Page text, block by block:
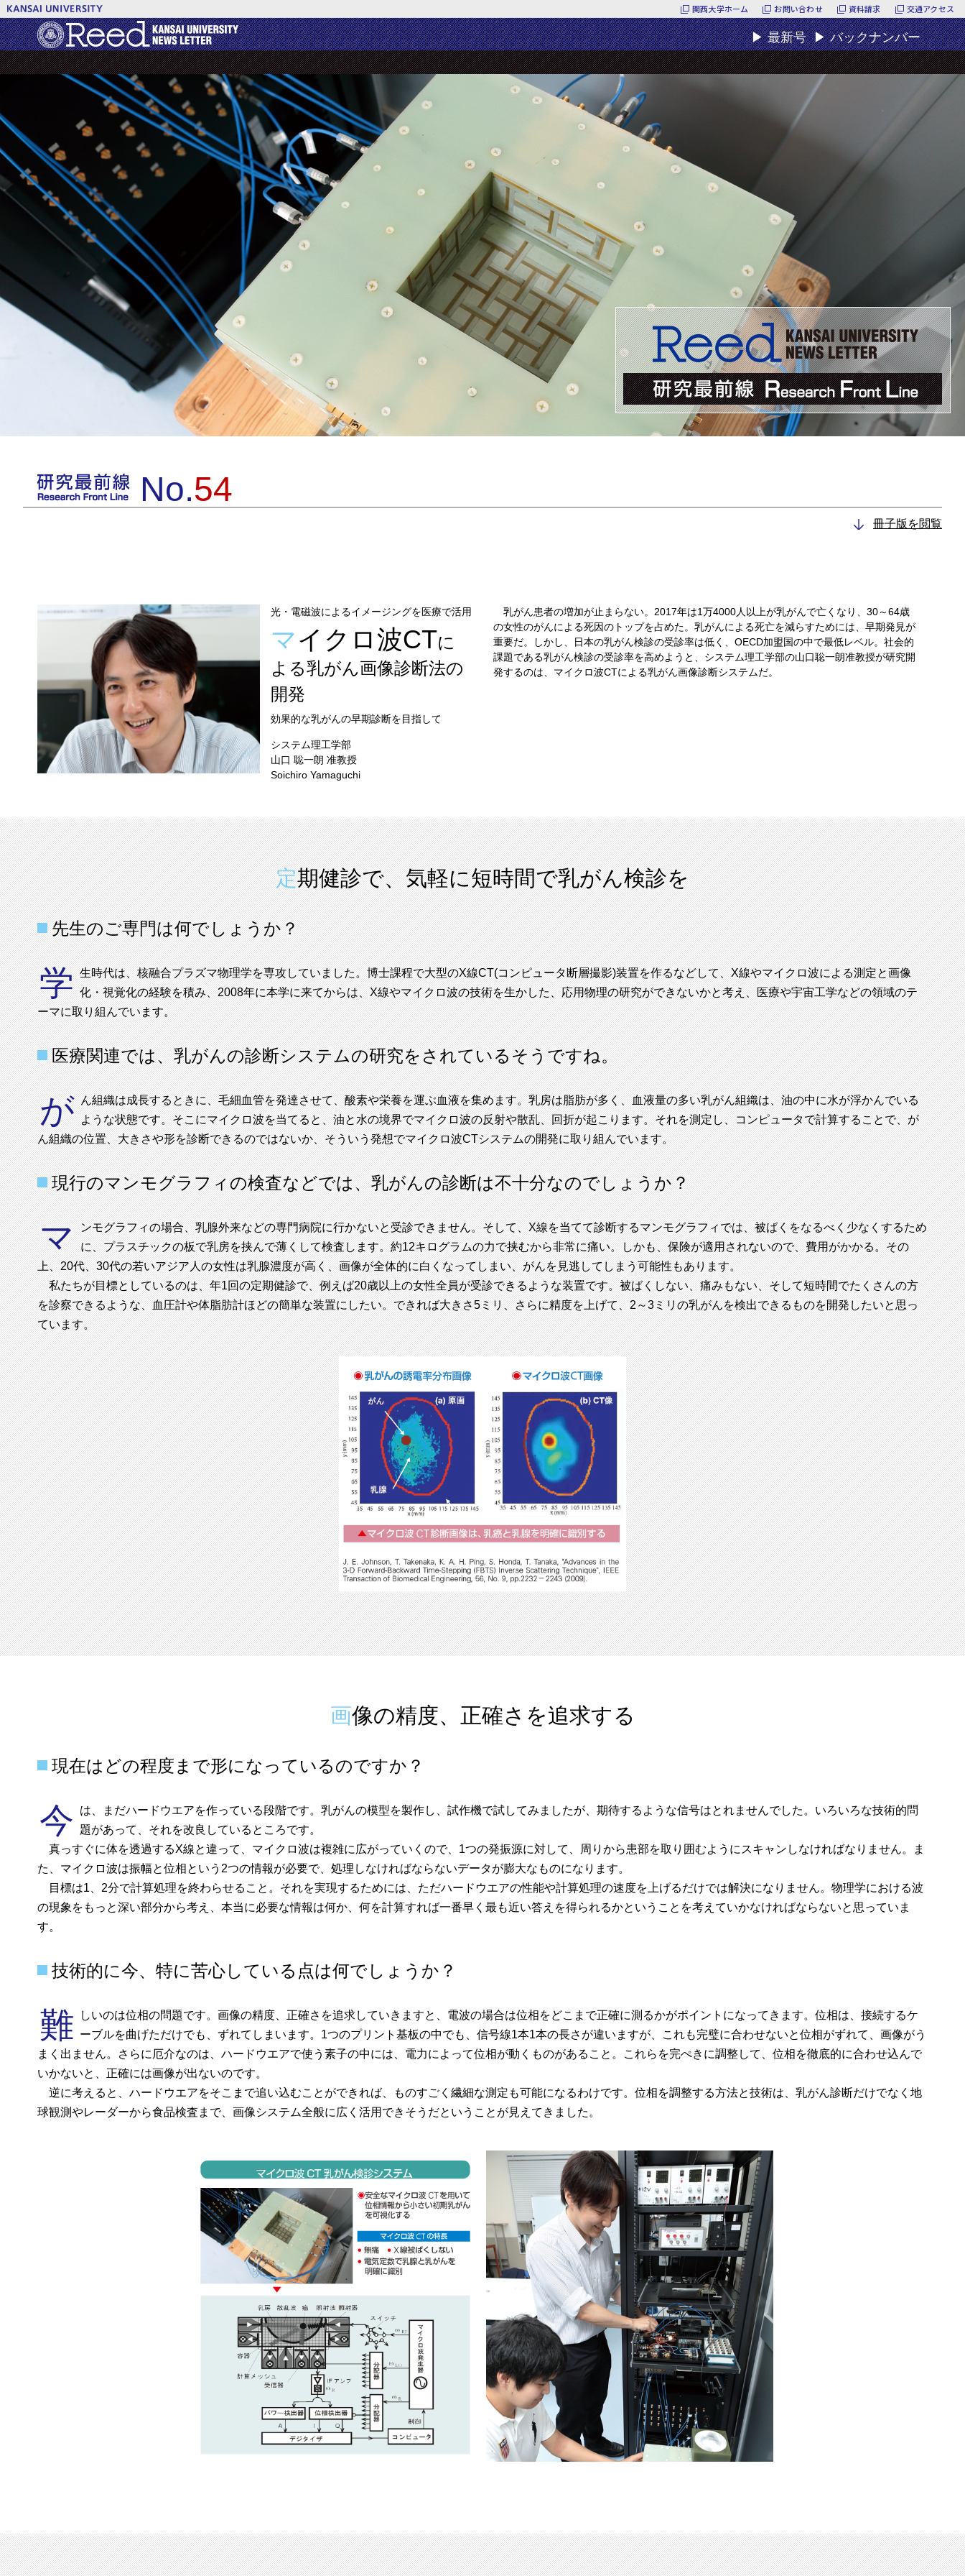
関西大学ホーム お問い合わせ 資料請求 交通アクセス
▶最新号 ▶バックナンバー
No.54
冊子版を閲覧
光・電磁波によるイメージングを医療で活用
マイクロ波CTに
よる乳がん画像診断法の
開発
効果的な乳がんの早期診断を目指して
システム理工学部
山口 聡一朗 准教授
Soichiro Yamaguchi
乳がん患者の増加が止まらない。2017年は1万4000人以上が乳がんで亡くなり、30～64歳
の女性のがんによる死因のトップを占めた。乳がんによる死亡を減らすためには、早期発見が
重要だ。しかし、日本の乳がん検診の受診率は低く、OECD加盟国の中で最低レベル。社会的
課題である乳がん検診の受診率を高めようと、システム理工学部の山口聡一朗准教授が研究開
発するのは、マイクロ波CTによる乳がん画像診断システムだ。
定期健診で、気軽に短時間で乳がん検診を
先生のご専門は何でしょうか？
学 生時代は、核融合プラズマ物理学を専攻していました。博士課程で大型のX線CT(コンピュータ断層撮影)装置を作るなどして、X線やマイクロ波による測定と画像
化・視覚化の経験を積み、2008年に本学に来てからは、X線やマイクロ波の技術を生かした、応用物理の研究ができないかと考え、医療や宇宙工学などの領域のテ
ーマに取り組んでいます。
医療関連では、乳がんの診断システムの研究をされているそうですね。
が ん組織は成長するときに、毛細血管を発達させて、酸素や栄養を運ぶ血液を集めます。乳房は脂肪が多く、血液量の多い乳がん組織は、油の中に水が浮かんでいる
ような状態です。そこにマイクロ波を当てると、油と水の境界でマイクロ波の反射や散乱、回折が起こります。それを測定し、コンピュータで計算することで、が
ん組織の位置、大きさや形を診断できるのではないか、そういう発想でマイクロ波CTシステムの開発に取り組んでいます。
現行のマンモグラフィの検査などでは、乳がんの診断は不十分なのでしょうか？
マ ンモグラフィの場合、乳腺外来などの専門病院に行かないと受診できません。そして、X線を当てて診断するマンモグラフィでは、被ばくをなるべく少なくするため
に、プラスチックの板で乳房を挟んで薄くして検査します。約12キログラムの力で挟むから非常に痛い。しかも、保険が適用されないので、費用がかかる。その
上、20代、30代の若いアジア人の女性は乳腺濃度が高く、画像が全体的に白くなってしまい、がんを見逃してしまう可能性もあります。
私たちが目標としているのは、年1回の定期健診で、例えば20歳以上の女性全員が受診できるような装置です。被ばくしない、痛みもない、そして短時間でたくさんの方
を診察できるような、血圧計や体脂肪計ほどの簡単な装置にしたい。できれば大きさ5ミリ、さらに精度を上げて、2～3ミリの乳がんを検出できるものを開発したいと思っ
ています。
画像の精度、正確さを追求する
現在はどの程度まで形になっているのですか？
今
は、まだハードウエアを作っている段階です。乳がんの模型を製作し、試作機で試してみましたが、期待するような信号はとれませんでした。いろいろな技術的問
題があって、それを改良しているところです。
真っすぐに体を透過するX線と違って、マイクロ波は複雑に広がっていくので、1つの発振源に対して、周りから患部を取り囲むようにスキャンしなければなりません。ま
た、マイクロ波は振幅と位相という2つの情報が必要で、処理しなければならないデータが膨大なものになります。
目標は1、2分で計算処理を終わらせること。それを実現するためには、ただハードウエアの性能や計算処理の速度を上げるだけでは解決になりません。物理学における波
の現象をもっと深い部分から考え、本当に必要な情報は何か、何を計算すれば一番早く最も近い答えを得られるかということを考えていかなければならないと思っていま
す。
技術的に今、特に苦心している点は何でしょうか？
難
しいのは位相の問題です。画像の精度、正確さを追求していきますと、電波の場合は位相をどこまで正確に測るかがポイントになってきます。位相は、接続するケ
ーブルを曲げただけでも、ずれてしまいます。1つのプリント基板の中でも、信号線1本1本の長さが違いますが、これも完璧に合わせないと位相がずれて、画像がう
まく出ません。さらに厄介なのは、ハードウエアで使う素子の中には、電力によって位相が動くものがあること。これらを完ぺきに調整して、位相を徹底的に合わせ込んで
いかないと、正確には画像が出ないのです。
逆に考えると、ハードウエアをそこまで追い込むことができれば、ものすごく繊細な測定も可能になるわけです。位相を調整する方法と技術は、乳がん診断だけでなく地
球観測やレーダーから食品検査まで、画像システム全般に広く活用できそうだということが見えてきました。